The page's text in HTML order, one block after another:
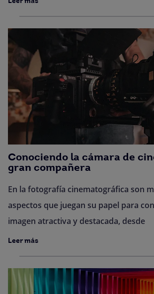
Conociendo la cámara de
gran compañera
En la fotografía cinematográfica son
aspectos que juegan su papel para
imagen atractiva y destacada, desde
Leer más